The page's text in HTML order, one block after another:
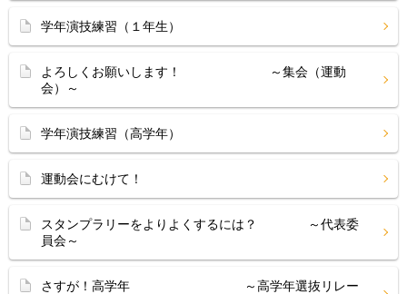
学年演技練習（１年生）
よろしくお願いします！ ～集会（運動
会）～
学年演技練習（高学年）
運動会にむけて！
スタンプラリーをよりよくするには？ ～代表委
員会～
さすが！高学年 ～高学年選抜リレー